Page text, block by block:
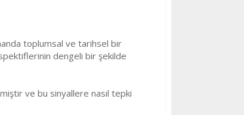
toplumsal ve tarihsel bir
dengeli bir şekilde
ve bu sinyallere nasıl tepki